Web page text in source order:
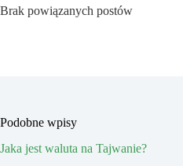
Brak powiązanych postów
Podobne wpisy
Jaka jest waluta na Tajwanie?